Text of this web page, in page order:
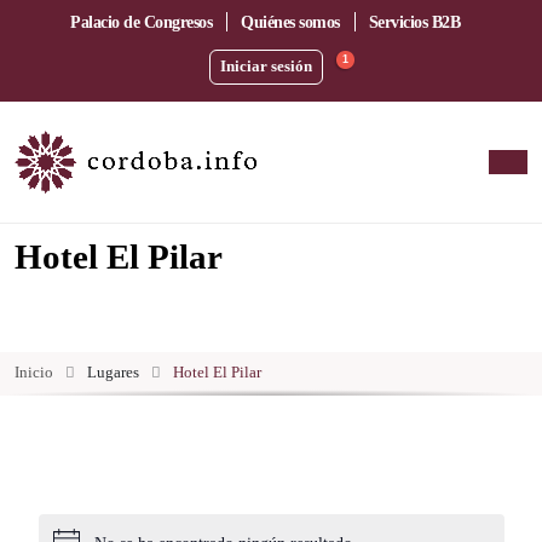
Palacio de Congresos Quiénes somos Servicios B2B
Iniciar sesión 1
Hotel El Pilar
Inicio Lugares Hotel El Pilar